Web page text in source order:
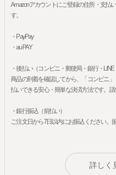
Amazonアカウントにご登録の住所・支払
す。
・PayPay
・au PAY
・後払い（コンビニ・郵便局・銀行・LINE
商品の到着を確認してから、「コンビニ
払いできる安心・簡単な決済方法です。請
・銀行振込（前払い）
ご注文日から7日以内にお振込ください。
詳しく